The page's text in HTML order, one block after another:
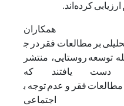
ارزیابیکرده‌اند.
همکاران
بر مطالعات فقر در ج
توسعه روستایی، منتشر
دست یافتند که
مطالعات فقر و عدمتوجه ب
اجتماعی